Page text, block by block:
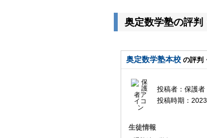
奥定数学塾の評判
奥定数学塾本校 の評判
投稿者： 保護者
投稿時期：
生徒情報